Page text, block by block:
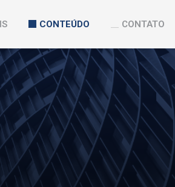
CONTEÚDO CONTATO